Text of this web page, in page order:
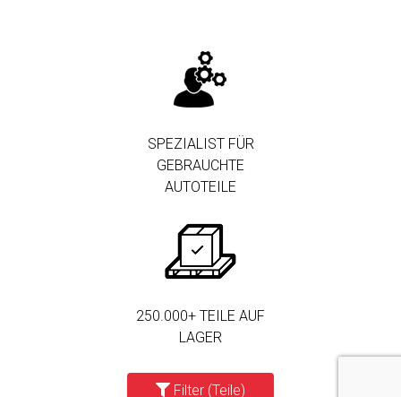
Filter (Teile)
SPEZIALIST FÜR
GEBRAUCHTE
AUTOTEILE
250.000+ TEILE AUF
LAGER